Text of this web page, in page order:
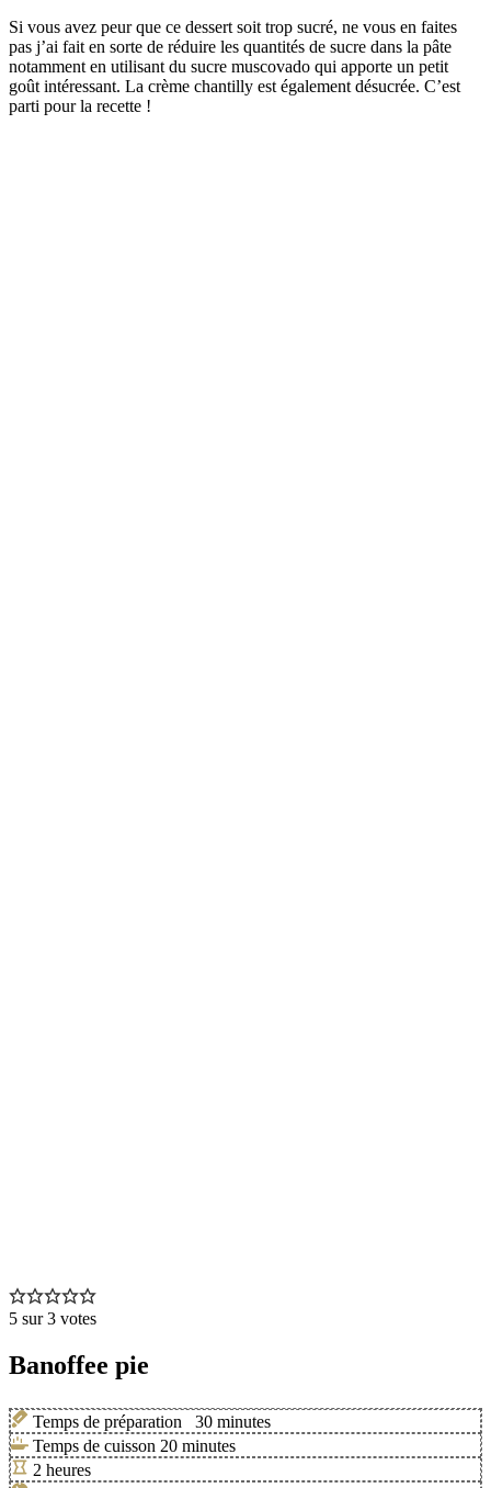
Si vous avez peur que ce dessert soit trop sucré, ne vous en faites
pas j’ai fait en sorte de réduire les quantités de sucre dans la pâte
notamment en utilisant du sucre muscovado qui apporte un petit
goût intéressant. La crème chantilly est également désucrée. C’est
parti pour la recette !
5 sur3 votes
Banoffee pie
Temps de préparation 30 minutes
Temps de cuisson 20 minutes
2 heures